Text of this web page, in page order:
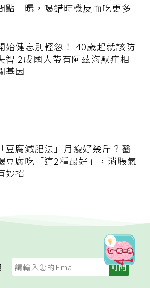
點」曝，喝錯時機反而吃更多
始健忘別輕忽！ 40歲起就該防
智 2成國人帶有阿茲海默症相
基因
「豆腐減肥法」月瘦好幾斤？醫
豆腐吃「這2種最好」，消脹氣
妙招